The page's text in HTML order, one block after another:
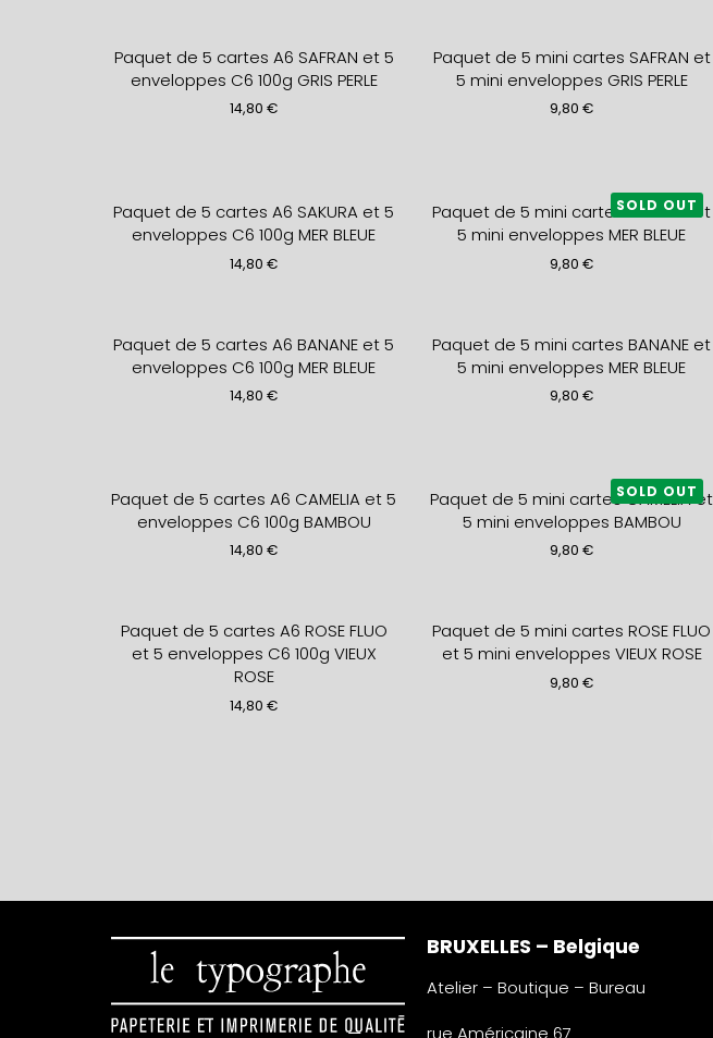
Paquet de 5 cartes A6 SAFRAN et 5
enveloppes C6 100g GRIS PERLE
14,80 €
Paquet de 5 mini cartes SAFRAN et
5 mini enveloppes GRIS PERLE
9,80 €
Paquet de 5 cartes A6 SAKURA et 5
enveloppes C6 100g MER BLEUE
14,80 €
Paquet de 5 mini cartes SAKURA et
5 mini enveloppes MER BLEUE
9,80 €
SOLD OUT
Paquet de 5 cartes A6 BANANE et 5
enveloppes C6 100g MER BLEUE
14,80 €
Paquet de 5 mini cartes BANANE et
5 mini enveloppes MER BLEUE
9,80 €
Paquet de 5 cartes A6 CAMELIA et 5
enveloppes C6 100g BAMBOU
14,80 €
Paquet de 5 mini cartes CAMELIA et
5 mini enveloppes BAMBOU
9,80 €
SOLD OUT
Paquet de 5 cartes A6 ROSE FLUO
et 5 enveloppes C6 100g VIEUX
ROSE
14,80 €
Paquet de 5 mini cartes ROSE FLUO
et 5 mini enveloppes VIEUX ROSE
9,80 €
BRUXELLES – Belgique
Atelier – Boutique – Bureau
rue Américaine 67